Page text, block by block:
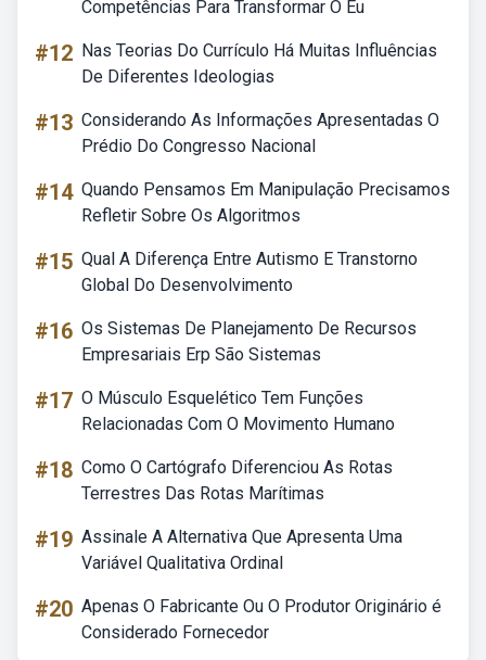
Competências Para Transformar O Eu
#12 Nas Teorias Do Currículo Há Muitas Influências
De Diferentes Ideologias
#13 Considerando As Informações Apresentadas O
Prédio Do Congresso Nacional
#14 Quando Pensamos Em Manipulação Precisamos
Refletir Sobre Os Algoritmos
#15 Qual A Diferença Entre Autismo E Transtorno
Global Do Desenvolvimento
#16 Os Sistemas De Planejamento De Recursos
Empresariais Erp São Sistemas
#17 O Músculo Esquelético Tem Funções
Relacionadas Com O Movimento Humano
#18 Como O Cartógrafo Diferenciou As Rotas
Terrestres Das Rotas Marítimas
#19 Assinale A Alternativa Que Apresenta Uma
Variável Qualitativa Ordinal
#20 Apenas O Fabricante Ou O Produtor Originário é
Considerado Fornecedor